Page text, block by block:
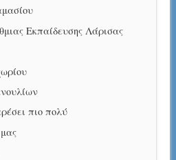
Εκπαίδευσης Λάρισας
πιο πολύ